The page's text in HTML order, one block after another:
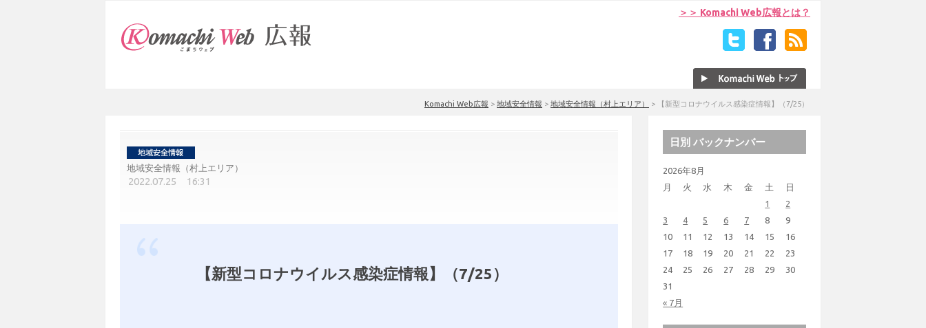
＞＞ Komachi Web広報とは？
Komachi Web広報 > 地域安全情報 > 地域安全情報（村上エリア） > 【新型コロナウイルス感染症情報】（7/25）
地域安全情報（村上エリア）
2022.07.25 16:31
【新型コロナウイルス感染症情報】（7/25）
日別 バックナンバー
2026年8月
月
火 水 木 金 土 日
« 7月
1
2
3
4 5 6 7 8
9
10
11 12 13 14 15
16
17
18 19 20 21 22
23
24
25 26 27 28 29
30
31